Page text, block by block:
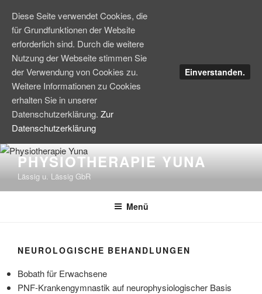
Zum
Inhalt
springen
PHYSIOTHERAPIE YUNA
Lässig u. Lässig GbR
Menü
NEUROLOGISCHE BEHANDLUNGEN
Bobath für Erwachsene
PNF-Krankengymnastik auf neurophysiologischer Basis
Diese Seite verwendet Cookies, die
für Grundfunktionen der Website
erforderlich sind. Durch die weitere
Nutzung der Webseite stimmen Sie
der Verwendung von Cookies zu.
Weitere Informationen zu Cookies
erhalten Sie in unserer
Datenschutzerklärung. Zur
Datenschutzerklärung
Einverstanden.